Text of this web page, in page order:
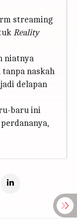
streaming
Reality
niatnya
naskah
delapan
baru ini